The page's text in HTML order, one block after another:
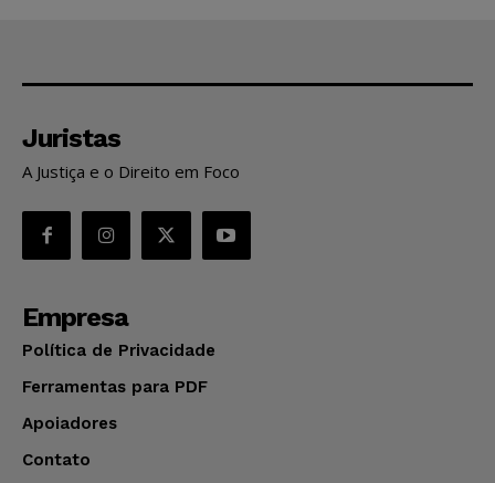
Juristas
A Justiça e o Direito em Foco
Empresa
Política de Privacidade
Ferramentas para PDF
Apoiadores
Contato